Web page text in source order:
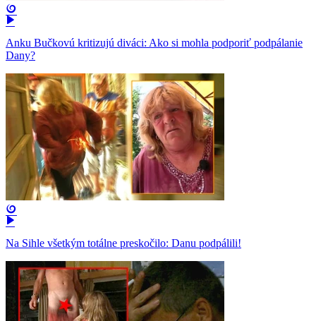
Anku Bučkovú kritizujú diváci: Ako si mohla podporiť podpálanie
Dany?
Na Sihle všetkým totálne preskočilo: Danu podpálili!